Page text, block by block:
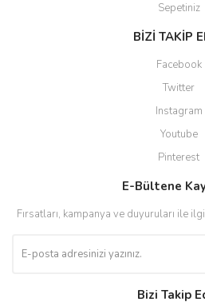
Sepetiniz
BİZİ TAKİP
Facebook
Twitter
Instagram
Youtube
Pinterest
E-Bültene
Fırsatları, kampanya ve duyuruları ile
Bizi Takip